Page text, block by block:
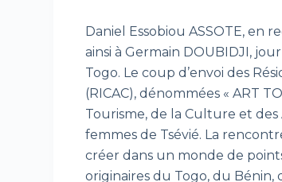
Daniel Essobiou ASSOTE, en
ainsi à Germain DOUBIDJI,
Togo. Le coup d’envoi des
(RICAC), dénommées « ART
Tourisme, de la Culture et des
femmes de Tsévié. La
créer dans un monde de
originaires du Togo, du Bénin,